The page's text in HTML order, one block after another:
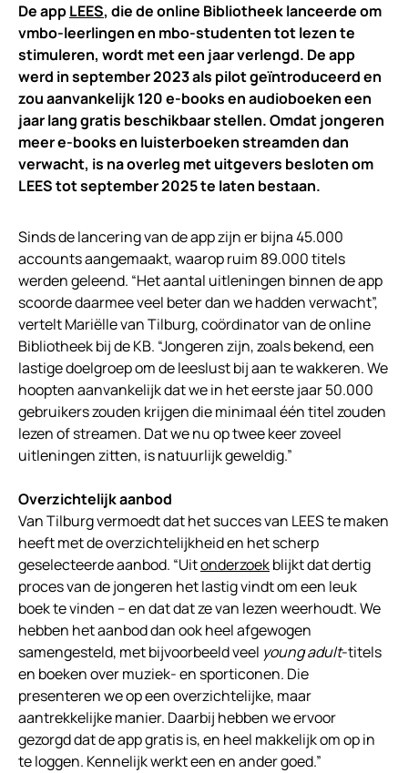
De appLEES, die de online Bibliotheek lanceerde om
vmbo-leerlingen en mbo-studenten tot lezen te
stimuleren, wordt met een jaar verlengd. De app
werd in september 2023 als pilot geïntroduceerd en
zou aanvankelijk 120 e-books en audioboeken een
jaar lang gratis beschikbaar stellen. Omdat jongeren
meer e-books en luisterboeken streamden dan
verwacht, is na overleg met uitgevers besloten om
LEES tot september 2025 te laten bestaan.
Sinds de lancering van de app zijn er bijna 45.000
accounts aangemaakt, waarop ruim 89.000 titels
werden geleend. “Het aantal uitleningen binnen de app
scoorde daarmee veel beter dan we hadden verwacht”,
vertelt Mariëlle van Tilburg, coördinator van de online
Bibliotheek bij de KB. “Jongeren zijn, zoals bekend, een
lastige doelgroep om de leeslust bij aan te wakkeren. We
hoopten aanvankelijk dat we in het eerste jaar 50.000
gebruikers zouden krijgen die minimaal één titel zouden
lezen of streamen. Dat we nu op twee keer zoveel
uitleningen zitten, is natuurlijk geweldig.”
Overzichtelijk aanbod
Van Tilburg vermoedt dat het succes van LEES te maken
heeft met de overzichtelijkheid en het scherp
geselecteerde aanbod. “Uitonderzoekblijkt dat dertig
proces van de jongeren het lastig vindt om een leuk
boek te vinden – en dat dat ze van lezen weerhoudt. We
hebben het aanbod dan ook heel afgewogen
samengesteld, met bijvoorbeeld veel young adult-titels
en boeken over muziek- en sporticonen. Die
presenteren we op een overzichtelijke, maar
aantrekkelijke manier. Daarbij hebben we ervoor
gezorgd dat de app gratis is, en heel makkelijk om op in
te loggen. Kennelijk werkt een en ander goed.”